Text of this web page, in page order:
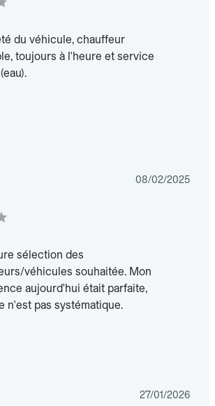
du véhicule, chauffeur
toujours à l'heure et service
08/02/2025
sélection des
véhicules souhaitée. Mon
aujourd'hui était parfaite,
n'est pas systématique.
27/01/2026